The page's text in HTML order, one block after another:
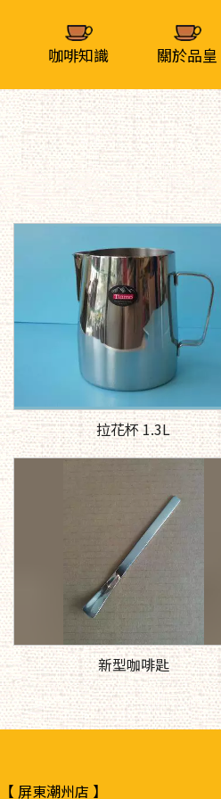
咖啡知識 關於品皇
拉花杯 1.3L
新型咖啡匙
【 屏東潮州店 】